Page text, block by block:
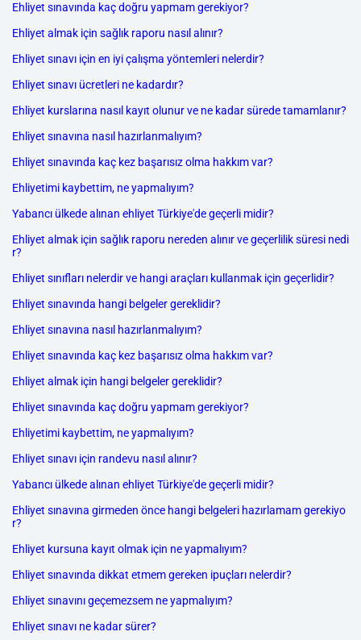
Ehliyet sınavında kaç doğru yapmam gerekiyor?
Ehliyet almak için sağlık raporu nasıl alınır?
Ehliyet sınavı için en iyi çalışma yöntemleri nelerdir?
Ehliyet sınavı ücretleri ne kadardır?
Ehliyet kurslarına nasıl kayıt olunur ve ne kadar sürede tamamlanır?
Ehliyet sınavına nasıl hazırlanmalıyım?
Ehliyet sınavında kaç kez başarısız olma hakkım var?
Ehliyetimi kaybettim, ne yapmalıyım?
Yabancı ülkede alınan ehliyet Türkiye'de geçerli midir?
Ehliyet almak için sağlık raporu nereden alınır ve geçerlilik süresi nedi
r?
Ehliyet sınıfları nelerdir ve hangi araçları kullanmak için geçerlidir?
Ehliyet sınavında hangi belgeler gereklidir?
Ehliyet sınavına nasıl hazırlanmalıyım?
Ehliyet sınavında kaç kez başarısız olma hakkım var?
Ehliyet almak için hangi belgeler gereklidir?
Ehliyet sınavında kaç doğru yapmam gerekiyor?
Ehliyetimi kaybettim, ne yapmalıyım?
Ehliyet sınavı için randevu nasıl alınır?
Yabancı ülkede alınan ehliyet Türkiye'de geçerli midir?
Ehliyet sınavına girmeden önce hangi belgeleri hazırlamam gerekiyo
r?
Ehliyet kursuna kayıt olmak için ne yapmalıyım?
Ehliyet sınavında dikkat etmem gereken ipuçları nelerdir?
Ehliyet sınavını geçemezsem ne yapmalıyım?
Ehliyet sınavı ne kadar sürer?